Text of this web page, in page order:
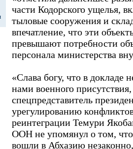
части Кодорского ущелья,
тыловые сооружения и
впечатление, что эти
превышают потребности
персонала министерства
«Слава богу, что в докладе
нами военного
спецпредставитель
урегулированию
реинтеграции Темури
ООН не упомянул о том,
вошли в Абхазию